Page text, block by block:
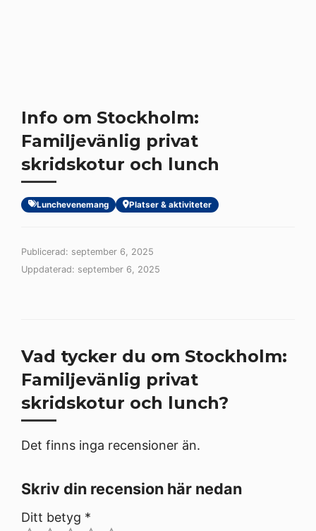
Info om Stockholm:
Familjevänlig privat
skridskotur och lunch
Lunchevenemang Platser & aktiviteter
Publicerad: september 6, 2025
Uppdaterad: september 6, 2025
Vad tycker du om Stockholm:
Familjevänlig privat
skridskotur och lunch?
Det finns inga recensioner än.
Skriv din recension här nedan
Ditt betyg *